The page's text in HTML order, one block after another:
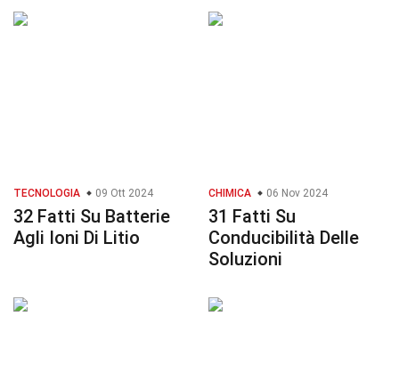
TECNOLOGIA 09 Ott 2024
32 Fatti Su Batterie
Agli Ioni Di Litio
CHIMICA 06 Nov 2024
31 Fatti Su
Conducibilità Delle
Soluzioni